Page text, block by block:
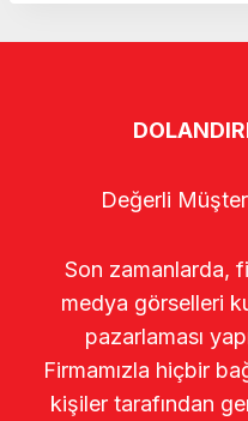
Değerli
Son zamanlarda,
medya görselleri
pazarlaması
Firmamızla hiçbir
kişiler tarafından